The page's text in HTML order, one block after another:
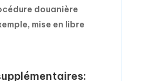
douanière
mise en libre